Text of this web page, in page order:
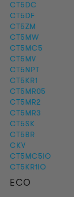
CT5DC
CT5DF
CT5ZM
CT5MW
CT5MC5
CT5MV
CT5NPT
CT5KR1
CT5MR05
CT5MR2
CT5MR3
CT5SK
CT5BR
CKV
CT5MC5IO
CT5KR1IO
ECO